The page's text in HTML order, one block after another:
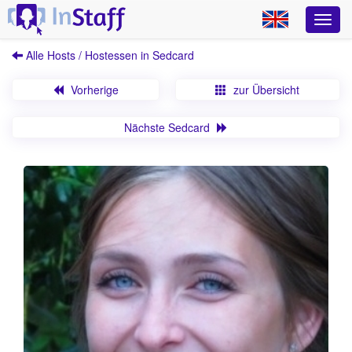
Alle Hosts / Hostessen in Sedcard
Vorherige zur Übersicht
Nächste Sedcard